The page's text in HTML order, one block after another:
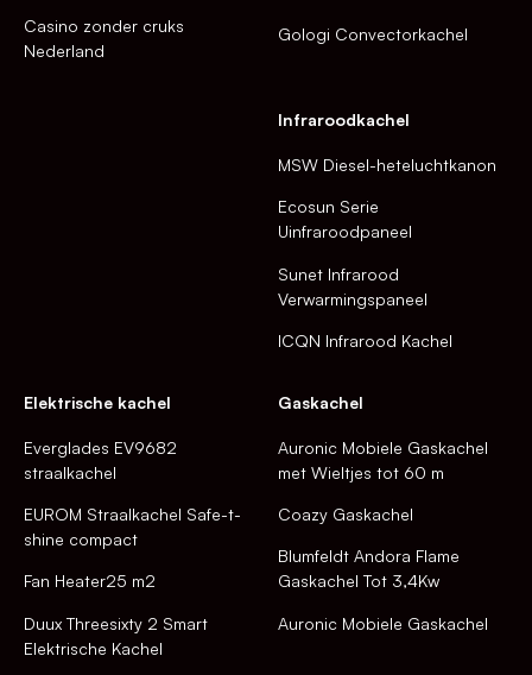
Casino zonder cruks
Nederland
Gologi Convectorkachel
Infraroodkachel
MSW Diesel-heteluchtkanon
Ecosun Serie
Uinfraroodpaneel
Sunet Infrarood
Verwarmingspaneel
ICQN Infrarood Kachel
Elektrische kachel
Everglades EV9682
straalkachel
EUROM Straalkachel Safe-t-
shine compact
Fan Heater25 m2
Duux Threesixty 2 Smart
Elektrische Kachel
Gaskachel
Auronic Mobiele Gaskachel
met Wieltjes tot 60 m
Coazy Gaskachel
Blumfeldt Andora Flame
Gaskachel Tot 3,4Kw
Auronic Mobiele Gaskachel